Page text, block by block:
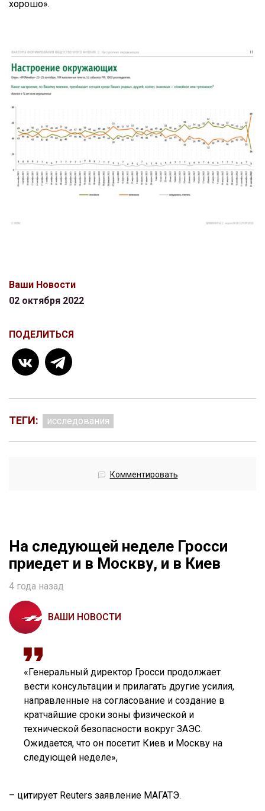
хорошо».
Ваши Новости
02 октября 2022
ПОДЕЛИТЬСЯ
ТЕГИ: исследования
Комментировать
На следующей неделе Гросси
приедет и в Москву, и в Киев
4 года назад
ВАШИ НОВОСТИ
«Генеральный директор Гросси продолжает
вести консультации и прилагать другие усилия,
направленные на согласование и создание в
кратчайшие сроки зоны физической и
технической безопасности вокруг ЗАЭС.
Ожидается, что он посетит Киев и Москву на
следующей неделе»,
– цитирует Reuters заявление МАГАТЭ.